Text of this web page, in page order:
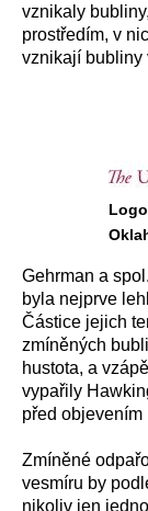
vznikaly
prostředím, v
vznikají bubliny
Gehrman a
byla nejprve
Částice jejich
zmíněných
hustota, a
vypařily
před objevením
Zmíněné
vesmíru by
nikoliv jen